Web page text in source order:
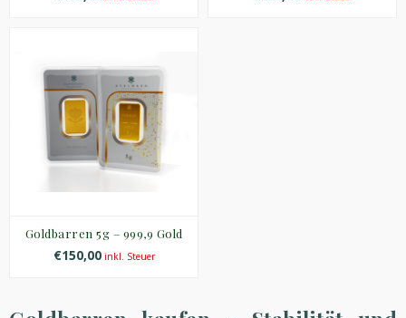
Goldbarren 5g – 999,9 Gold
€150,00inkl. Steuer